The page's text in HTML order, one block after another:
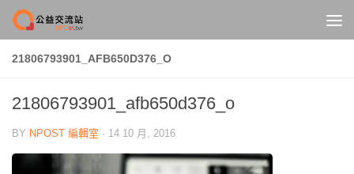
Skip to content
21806793901_AFB650D376_O
21806793901_afb650d376_o
BY NPOST 編輯室 · 14 10 月, 2016